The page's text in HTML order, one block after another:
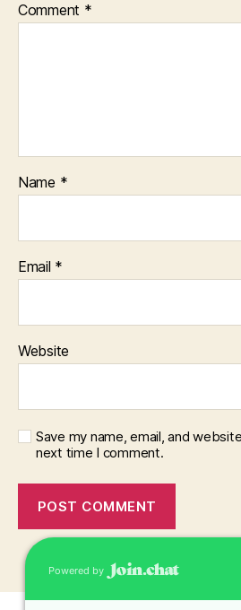
Comment *
Name *
Email *
Website
Save my name, email, and
next time I comment.
Powered by